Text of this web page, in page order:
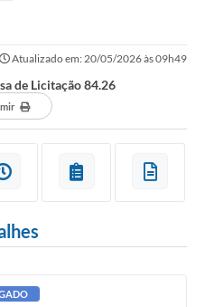
Atualizado em: 20/05/2026 às 09h49
de Licitação 84.26